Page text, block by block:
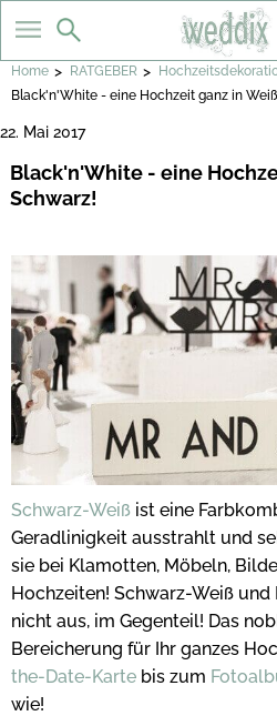
Home > RATGEBER >
Black'n'White - eine Hochzeit ganz in
22. Mai 2017
Black'n'White - eine
Schwarz!
Schwarz-Weiß ist eine
Geradlinigkeit ausstrahlt und
sie bei Klamotten, Möbeln,
Hochzeiten! Schwarz-Weiß
nicht aus, im Gegenteil! Das
Bereicherung für Ihr ganzes
the-Date-Karte bis zum
wie!